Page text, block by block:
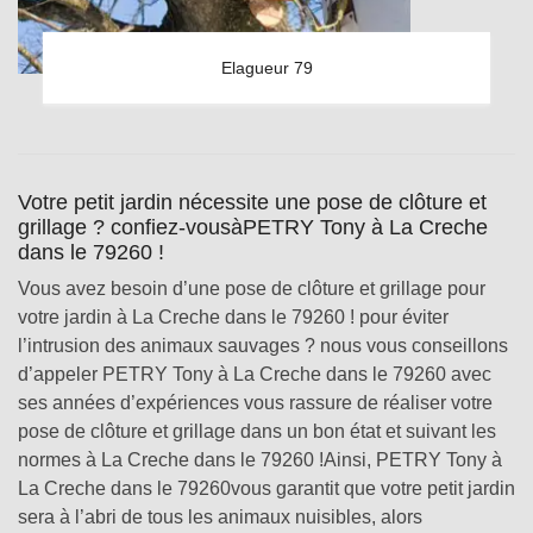
Elagueur 79
Votre petit jardin nécessite une pose de clôture et
grillage ? confiez-vousàPETRY Tony à La Creche
dans le 79260 !
Vous avez besoin d’une pose de clôture et grillage pour
votre jardin à La Creche dans le 79260 ! pour éviter
l’intrusion des animaux sauvages ? nous vous conseillons
d’appeler PETRY Tony à La Creche dans le 79260 avec
ses années d’expériences vous rassure de réaliser votre
pose de clôture et grillage dans un bon état et suivant les
normes à La Creche dans le 79260 !Ainsi, PETRY Tony à
La Creche dans le 79260vous garantit que votre petit jardin
sera à l’abri de tous les animaux nuisibles, alors